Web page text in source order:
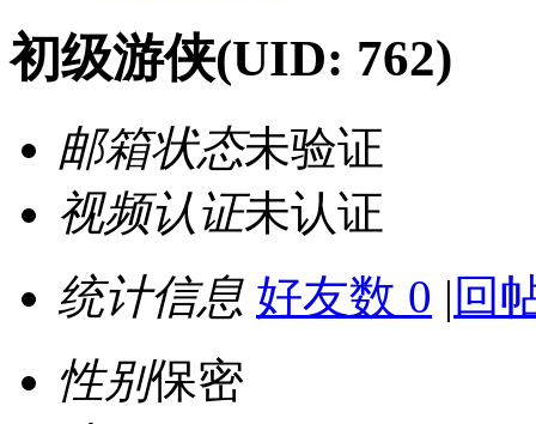
初级游侠(UID: 762)
邮箱状态未验证
视频认证未认证
统计信息 好友数 0 | 回
性别保密